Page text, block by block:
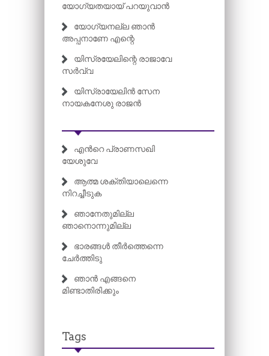
യോഗ്യതയായ് പറയുവാൻ
യോഗ്യനല്ല ഞാൻ
അപ്പനാണേ എന്റെ
യിസ്രയേലിന്റെ രാജാവേ
സർവ്വ
യിസ്രായേലിൻ സേന
നായകനേശു രാജൻ
എന്‍റെ പ്രാണസഖി
യേശുവേ
ആത്മ ശക്തിയാലെന്നെ
നിറച്ചീടുക
ഞാനേതുമില്ല
ഞാനൊന്നുമില്ല
ഭാരങ്ങൾ തീർത്തെന്നെ
ചേർത്തിടു
ഞാന്‍ എങ്ങനെ
മിണ്ടാതിരിക്കും
Tags